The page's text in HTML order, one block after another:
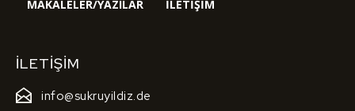
MAKALELER/YAZILAR İLETIŞIM
İLETIŞIM
info@sukruyildiz.de